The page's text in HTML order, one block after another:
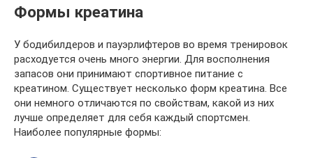
Формы креатина
У бодибилдеров и пауэрлифтеров во время тренировок
расходуется очень много энергии. Для восполнения
запасов они принимают спортивное питание с
креатином. Существует несколько форм креатина. Все
они немного отличаются по свойствам, какой из них
лучше определяет для себя каждый спортсмен.
Наиболее популярные формы: